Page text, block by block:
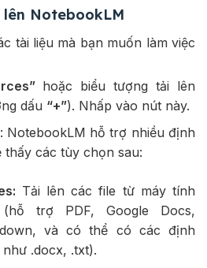
NotebookLM
tài liệu mà bạn muốn làm việc
hoặc biểu tượng tải lên
dấu “+”). Nhấp vào nút này.
NotebookLM hỗ trợ nhiều định
thấy các tùy chọn sau:
Tải lên các file từ máy tính
trợ PDF, Google Docs,
và có thể có các định
.docx, .txt).